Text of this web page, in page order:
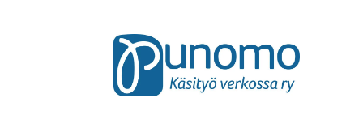
Siirry
navigointiin
Siirry
sisältöön